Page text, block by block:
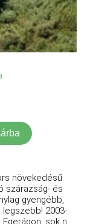
növekedésű
szárazság- és
gyengébb,
2003-
sok n